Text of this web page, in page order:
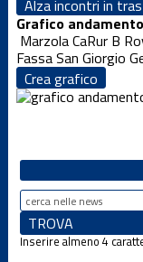
Alza incontri in
Grafico
Marzola CaRur B
FassaSan Giorgio
Crea grafico
Inserire almeno 4